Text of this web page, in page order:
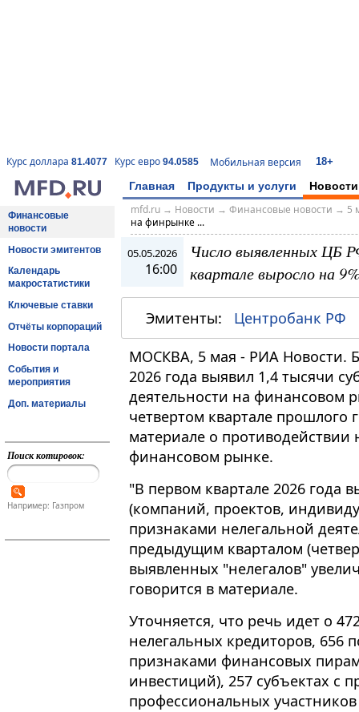
Курс доллара 81.4077 Курс евро 94.0585 Мобильная версия 18+
Главная Продукты и услуги Новости
Финансовые
новости
Новости эмитентов
Календарь
макростатистики
Ключевые ставки
Отчёты корпораций
Новости портала
События и
мероприятия
Доп. материалы
Поиск котировок:
Например: Газпром
mfd.ru→ Новости → Финансовые новости → 5
на финрынке ...
05.05.2026
16:00
Число выявленных ЦБ
квартале выросло на
Эмитенты: Центробанк РФ
МОСКВА, 5 мая - РИА Новости.
2026 года выявил 1,4 тысячи
деятельности на финансовом
четвертом квартале прошлого
материале о противодействии
финансовом рынке.
"В первом квартале 2026 года
(компаний, проектов,
признаками нелегальной
предыдущим кварталом
выявленных "нелегалов"
говорится в материале.
Уточняется, что речь идет о
нелегальных кредиторов, 656
признаками финансовых
инвестиций), 257 субъектах с
профессиональных